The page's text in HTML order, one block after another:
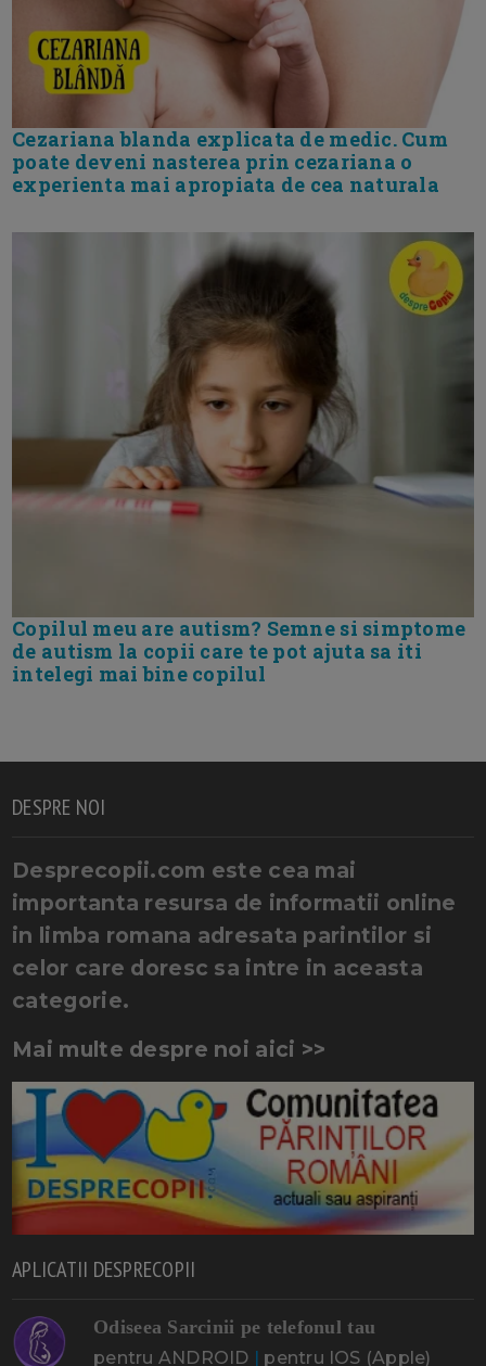
Cezariana blanda explicata de medic. Cum
poate deveni nasterea prin cezariana o
experienta mai apropiata de cea naturala
Copilul meu are autism? Semne si simptome
de autism la copii care te pot ajuta sa iti
intelegi mai bine copilul
DESPRE NOI
Desprecopii.com este cea mai
importanta resursa de informatii online
in limba romana adresata parintilor si
celor care doresc sa intre in aceasta
categorie.
Mai multe despre noi aici >>
APLICATII DESPRECOPII
Odiseea Sarcinii pe telefonul tau
pentru ANDROID pentru IOS (Apple)